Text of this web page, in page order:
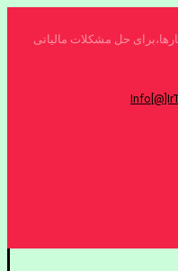
حل مشکلات مالیاتی